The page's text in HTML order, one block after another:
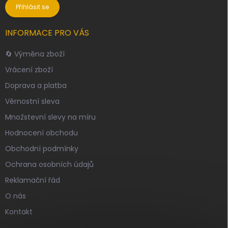
Přihlásit se
INFORMACE PRO VÁS
🔄 Výměna zboží
Vrácení zboží
Doprava a platba
Věrnostní sleva
Množstevní slevy na míru
Hodnocení obchodu
Obchodní podmínky
Ochrana osobních údajů
Reklamační řád
O nás
Kontakt